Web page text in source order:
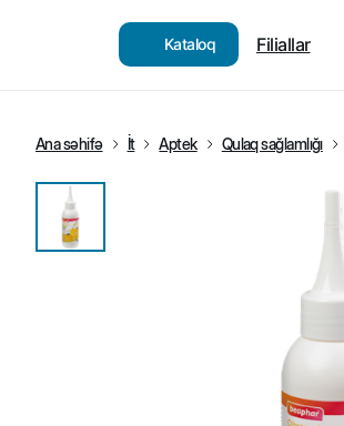
Kataloq Filiallar
Ana səhifə İt Aptek Qulaq sağlamlığı